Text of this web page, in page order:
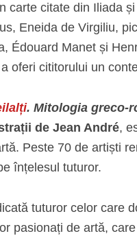
carte citate din Iliada
Eneida de Virgiliu,
Édouard Manet și
oferi cititorului un
. Mitologia greco-
de Jean André,
Peste 70 de artiști
înțelesul tuturor.
tuturor celor care
pasionați de artă,